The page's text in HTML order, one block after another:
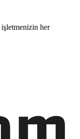
işletmenizin her